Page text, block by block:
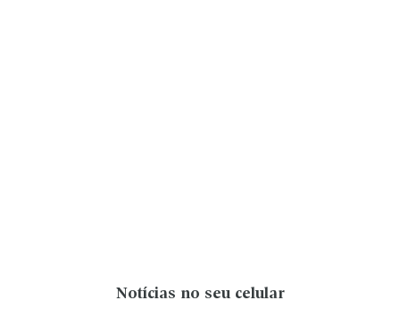
Notícias no seu celular